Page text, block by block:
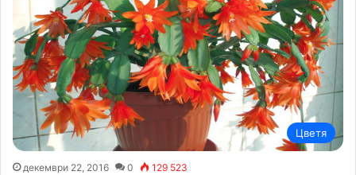
Цветя
декември 22, 2016 0 129 523